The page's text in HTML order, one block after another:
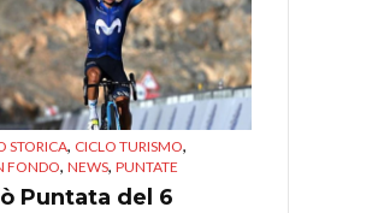
STORICA, CICLO TURISMO,
FONDO, NEWS, PUNTATE
Puntata del 6